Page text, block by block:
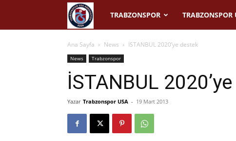
Trabzonspor
USA
TRABZONSPOR TRABZONSPOR
Ana Sayfa News İSTANBUL 2020’ye destek
News Trabzonspor
İSTANBUL
Yazar Trabzonspor USA - 19 Mart 2013